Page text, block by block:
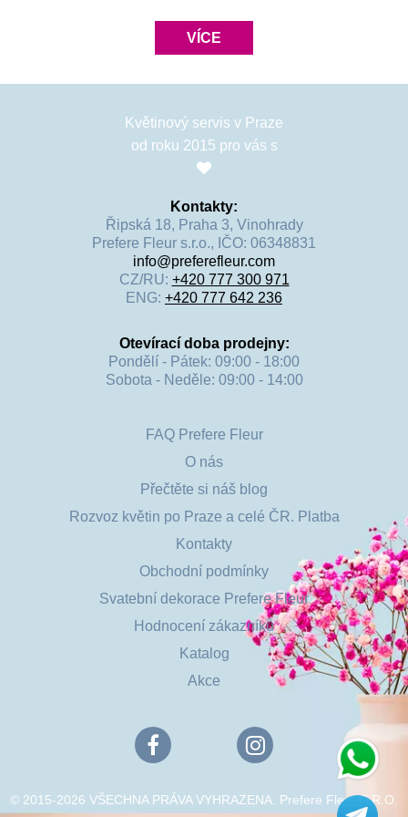
VÍCE
Květinový servis v Praze
od roku 2015 pro vás s
Kontakty:
Řipská 18, Praha 3, Vinohrady
Prefere Fleur s.r.o., IČO: 06348831
info@preferefleur.com
CZ/RU: +420 777 300 971
ENG: +420 777 642 236
Otevírací doba prodejny:
Pondělí - Pátek: 09:00 - 18:00
Sobota - Neděle: 09:00 - 14:00
FAQ Prefere Fleur
O nás
Přečtěte si náš blog
Rozvoz květin po Praze a celé ČR. Platba
Kontakty
Obchodní podmínky
Svatební dekorace Prefere Fleur
Hodnocení zákazníků
Katalog
Akce
© 2015-2026 VŠECHNA PRÁVA VYHRAZENA. Prefere Fleur S.R.O.